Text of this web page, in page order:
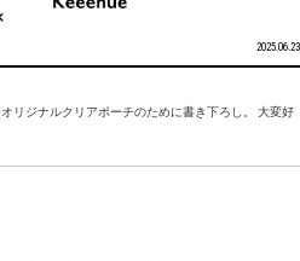
2025.06.23
リジナルクリアポーチのために書き下ろし。 大変好